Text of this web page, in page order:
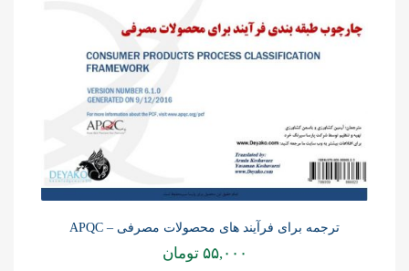
ترجمه برای فرآیند های محصولات مصرفی – APQC
۵۵,۰۰۰ تومان